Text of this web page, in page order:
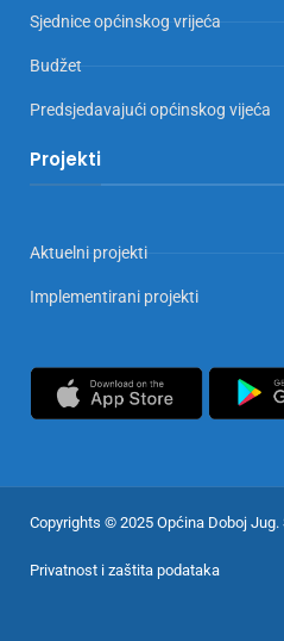
Sjednice općinskog vrijeća
Budžet
Predsjedavajući općinskog vijeća
Projekti
Aktuelni projekti
Implementirani projekti
Copyrights © 2025 Općina Doboj Jug.
Privatnost i zaštita podataka